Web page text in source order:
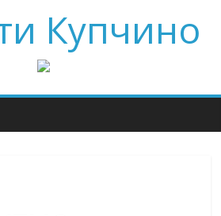
Купчино